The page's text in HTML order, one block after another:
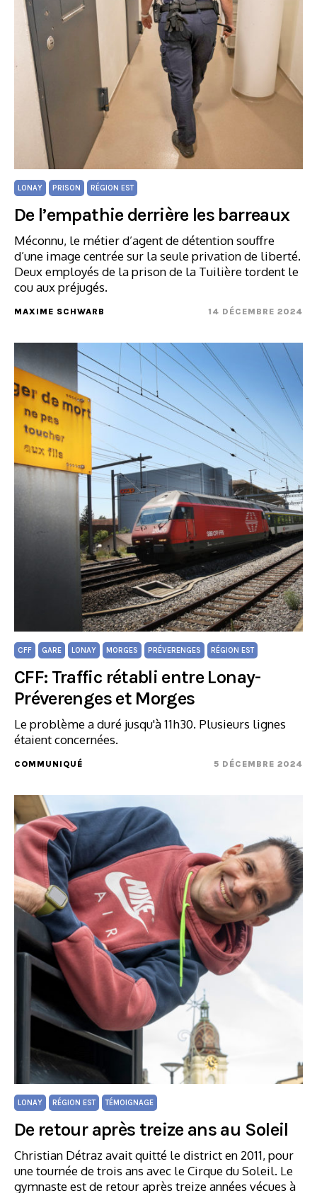
LONAY PRISON RÉGION EST
De l’empathie derrière les barreaux
Méconnu, le métier d’agent de détention souffre
d’une image centrée sur la seule privation de liberté.
Deux employés de la prison de la Tuilière tordent le
cou aux préjugés.
MAXIME SCHWARB 14 DÉCEMBRE 2024
CFF GARE LONAY MORGES PRÉVERENGES RÉGION EST
CFF: Traffic rétabli entre Lonay-
Préverenges et Morges
Le problème a duré jusqu'à 11h30. Plusieurs lignes
étaient concernées.
COMMUNIQUÉ 5 DÉCEMBRE 2024
LONAY RÉGION EST TÉMOIGNAGE
De retour après treize ans au Soleil
Christian Détraz avait quitté le district en 2011, pour
une tournée de trois ans avec le Cirque du Soleil. Le
gymnaste est de retour après treize années vécues à